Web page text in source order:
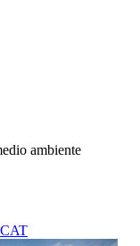
ambiente